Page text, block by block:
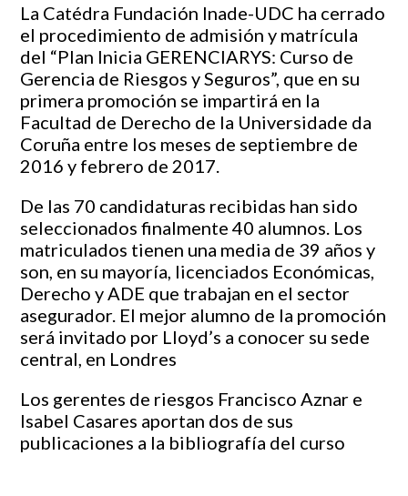
La Catédra Fundación Inade-UDC ha cerrado
el procedimiento de admisión y matrícula
del “Plan Inicia GERENCIARYS: Curso de
Gerencia de Riesgos y Seguros”, que en su
primera promoción se impartirá en la
Facultad de Derecho de la Universidade da
Coruña entre los meses de septiembre de
2016 y febrero de 2017.
De las 70 candidaturas recibidas han sido
seleccionados finalmente 40 alumnos. Los
matriculados tienen una media de 39 años y
son, en su mayoría, licenciados Económicas,
Derecho y ADE que trabajan en el sector
asegurador. El mejor alumno de la promoción
será invitado por Lloyd’s a conocer su sede
central, en Londres
Los gerentes de riesgos Francisco Aznar e
Isabel Casares aportan dos de sus
publicaciones a la bibliografía del curso